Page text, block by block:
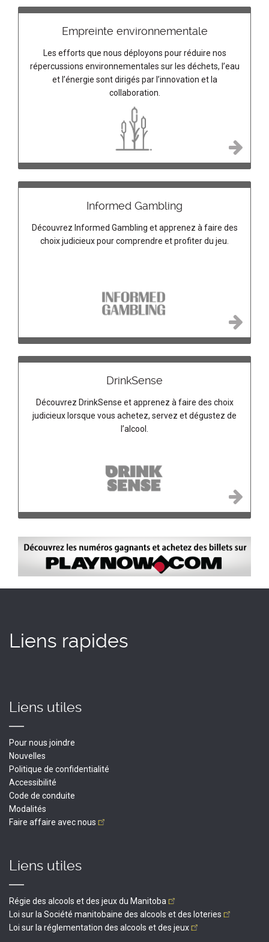
Empreinte environnementale
Les efforts que nous déployons pour réduire nos
répercussions environnementales sur les déchets, l’eau
et l’énergie sont dirigés par l’innovation et la
collaboration.
Informed Gambling
Découvrez Informed Gambling et apprenez à faire des
choix judicieux pour comprendre et profiter du jeu.
DrinkSense
Découvrez DrinkSense et apprenez à faire des choix
judicieux lorsque vous achetez, servez et dégustez de
l’alcool.
Image
Liens rapides
Liens utiles
Pour nous joindre
Nouvelles
Politique de confidentialité
Accessibilité
Code de conduite
Modalités
Faire affaire avecnous
Liens utiles
Régie des alcools et des jeux du Manitoba
Loi sur la Société manitobaine des alcools et des loteries
Loi sur la réglementation des alcools et des jeux